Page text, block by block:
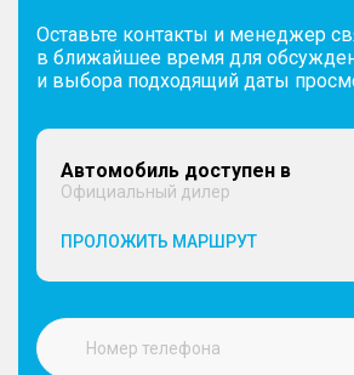
Оставьте контакты и менеджер
в ближайшее время для
и выбора подходящий даты
Автомобиль доступен в
Официальный дилер
ПРОЛОЖИТЬ МАРШРУТ